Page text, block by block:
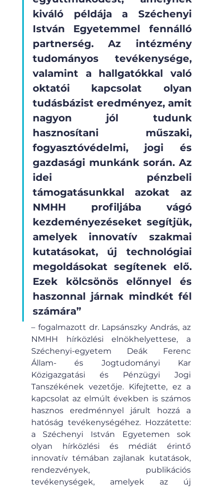
kiváló példája a Széchenyi
István Egyetemmel fennálló
partnerség. Az intézmény
tudományos tevékenysége,
valamint a hallgatókkal való
oktatói kapcsolat olyan
tudásbázist eredményez, amit
nagyon jól tudunk
hasznosítani műszaki,
fogyasztóvédelmi, jogi és
gazdasági munkánk során. Az
idei pénzbeli
támogatásunkkal azokat az
NMHH profiljába vágó
kezdeményezéseket segítjük,
amelyek innovatív szakmai
kutatásokat, új technológiai
megoldásokat segítenek elő.
Ezek kölcsönös előnnyel és
haszonnal járnak mindkét fél
számára”
– fogalmazott dr. Lapsánszky András, az
NMHH hírközlési elnökhelyettese, a
Széchenyi-egyetem Deák Ferenc
Állam- és Jogtudományi Kar
Közigazgatási és Pénzügyi Jogi
Tanszékének vezetője. Kifejtette, ez a
kapcsolat az elmúlt években is számos
hasznos eredménnyel járult hozzá a
hatóság tevékenységéhez. Hozzátette:
a Széchenyi István Egyetemen sok
olyan hírközlési és médiát érintő
innovatív témában zajlanak kutatások,
rendezvények, publikációs
tevékenységek, amelyek az új